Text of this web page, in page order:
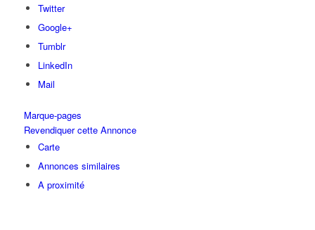
Twitter
Google+
Tumblr
LinkedIn
Mail
Marque-pages
Revendiquer cette Annonce
Carte
Annonces similaires
A proximité